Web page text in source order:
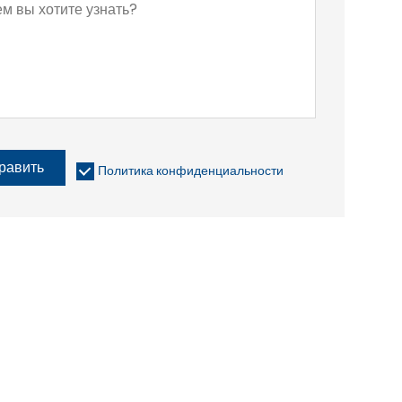
Политика конфиденциальности